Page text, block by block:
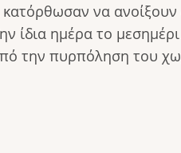
να
ίδια ημέρα το
την πυρπόληση του